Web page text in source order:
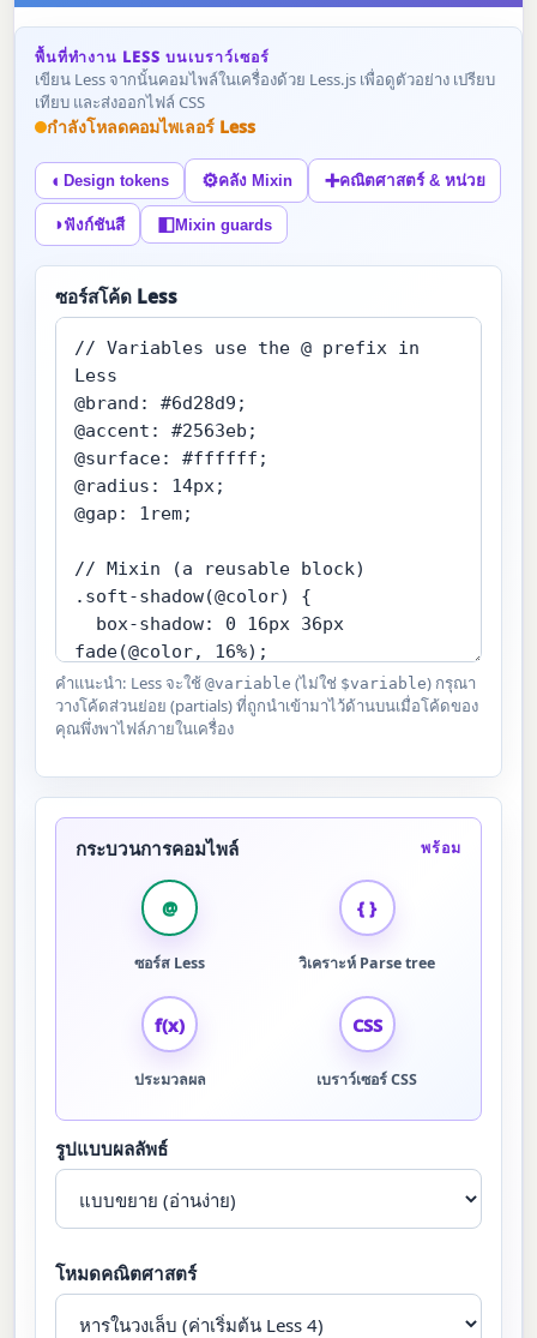
พื้นที่ทำงาน LESS บนเบราว์เซอร์
เขียน Less จากนั้นคอมไพล์ในเครื่องด้วย Less.js เพื่อดูตัวอย่าง เปรียบ
เทียบ และส่งออกไฟล์ CSS
กำลังโหลดคอมไพเลอร์ Less
◐ Design tokens ⚙คลัง Mixin ➕คณิตศาสตร์ & หน่วย
◑ฟังก์ชันสี ◧Mixin guards
ซอร์สโค้ด Less
คำแนะนำ: Less จะใช้@variable (ไม่ใช่ $variable) กรุณา
วางโค้ดส่วนย่อย (partials) ที่ถูกนำเข้ามาไว้ด้านบนเมื่อโค้ดของ
คุณพึ่งพาไฟล์ภายในเครื่อง
กระบวนการคอมไพล์ พร้อม
@
ซอร์ส Less
{ }
วิเคราะห์ Parse tree
f(x)
ประมวลผล
CSS
เบราว์เซอร์ CSS
รูปแบบผลลัพธ์
โหมดคณิตศาสตร์